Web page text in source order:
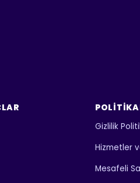
Gizlilik
Hizmetler
Mesafeli